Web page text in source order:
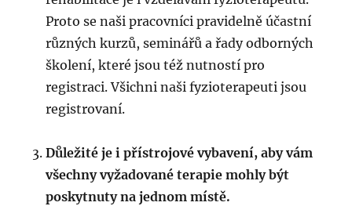
Proto se naši pracovníci pravidelně účastní
různých kurzů, seminářů a řady odborných
školení, které jsou též nutností pro
registraci. Všichni naši fyzioterapeuti jsou
registrovaní.
Důležité je i přístrojové vybavení, aby vám
všechny vyžadované terapie mohly být
poskytnuty na jednom místě.